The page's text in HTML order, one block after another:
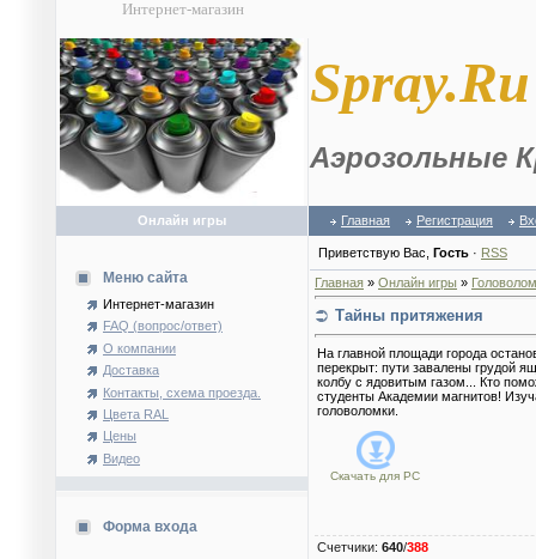
Интернет-магазин
Spray.Ru
Аэрозольные
Онлайн игры Главная Регистрация
Меню сайта
Интернет-магазин
FAQ (вопрос/ответ)
О компании
Доставка
Контакты, схема проезда.
Цвета RAL
Цены
Видео
Форма входа
Приветствую Вас Гость · RSS
Главная » Онлайн игры »
Тайны притяжения
На главной площади города
перекрыт: пути завалены грудой
колбу с ядовитым газом... Кто
студенты Академии магнитов!
головоломки.
Скачать для PC
Счетчики: 640/388